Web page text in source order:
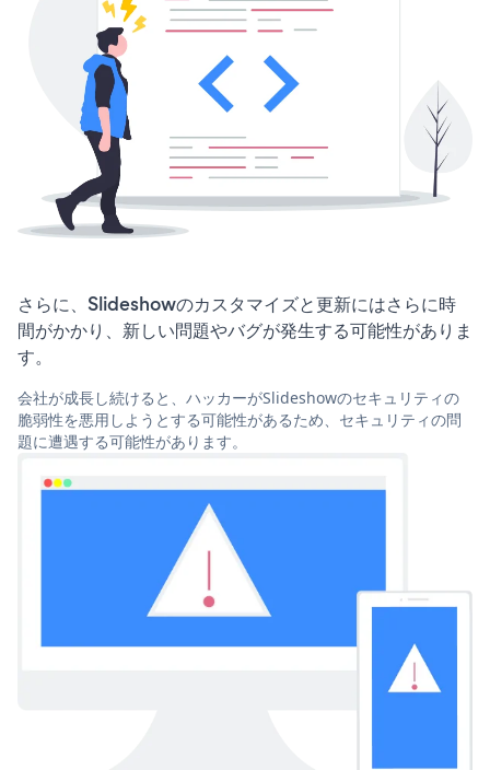
さらに、Slideshowのカスタマイズと更新にはさらに時
間がかかり、新しい問題やバグが発生する可能性がありま
す。
会社が成長し続けると、ハッカーがSlideshowのセキュリティの
脆弱性を悪用しようとする可能性があるため、セキュリティの問
題に遭遇する可能性があります。